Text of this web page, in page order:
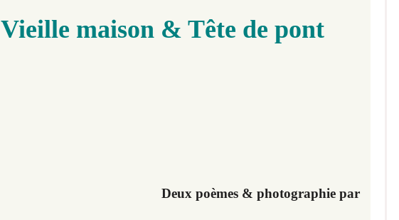
Vieille maison & Tête de pont
Deux poèmes & photographie par